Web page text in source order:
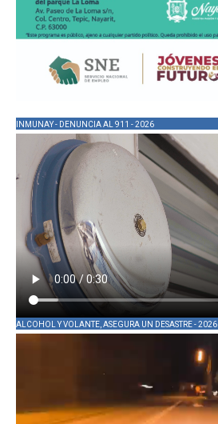
INMUNAY - DENUNCIA AL 911 - 2026
ALCOHOL Y VOLANTE, ASEGURA UN DESASTRE - 2026